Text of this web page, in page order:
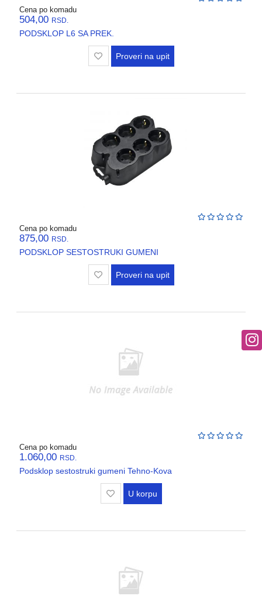
Cena po komadu
504,00 RSD.
PODSKLOP L6 SA PREK.
Proveri na upit
Cena po komadu
875,00 RSD.
PODSKLOP SESTOSTRUKI GUMENI
Proveri na upit
Cena po komadu
1.060,00 RSD.
Podsklop sestostruki gumeni Tehno-Kova
U korpu